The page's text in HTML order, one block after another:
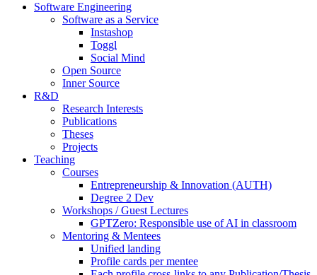
Software Engineering
Software as a Service
Instashop
Toggl
Social Mind
Open Source
Inner Source
R&D
Research Interests
Publications
Theses
Projects
Teaching
Courses
Entrepreneurship & Innovation (AUTH)
Degree 2 Dev
Workshops / Guest Lectures
GPTZero: Responsible use of AI in classroom
Mentoring & Mentees
Unified landing
Profile cards per mentee